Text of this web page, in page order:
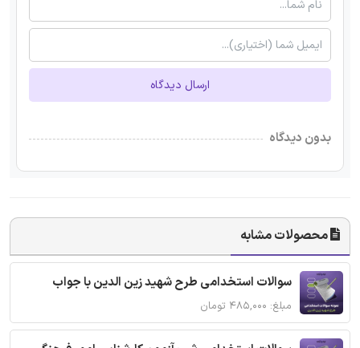
ارسال دیدگاه
بدون دیدگاه
محصولات مشابه
سوالات استخدامی طرح شهید زین الدین با جواب
مبلغ: ۴۸۵,۰۰۰ تومان